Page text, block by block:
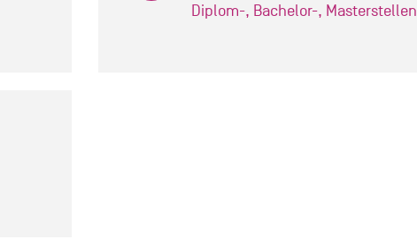
Diplom-, Bachelor-, Masterstellen